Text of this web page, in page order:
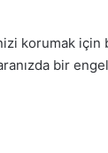
korumak için
bir engel